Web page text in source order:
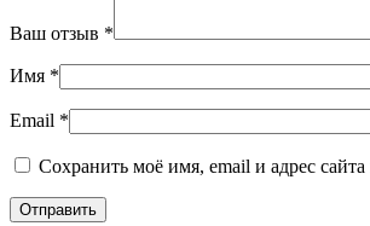
Ваш отзыв *
Имя *
Email *
Сохранить моё имя, email и адрес